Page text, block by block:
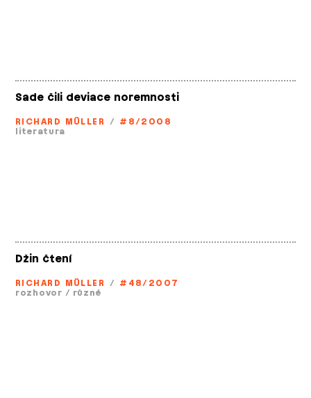
Sade čili deviace noremnosti
RICHARD MÜLLER / #8/2008
literatura
Džin čtení
RICHARD MÜLLER / #48/2007
rozhovor / různé